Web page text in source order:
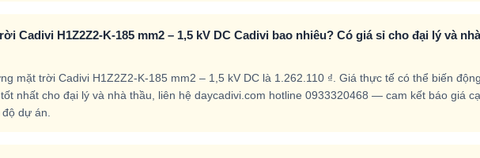
Cadivi H1Z2Z2-K-185 mm2 – 1,5 kV DC Cadivi bao nhiêu? Có giá sỉ cho đại lý và nhà
mặt trời Cadivi H1Z2Z2-K-185 mm2 – 1,5 kV DC là 1.262.110 ₫. Giá thực tế có thể biến
nhất cho đại lý và nhà thầu, liên hệ daycadivi.com hotline 0933320468 — cam kết báo giá
dự án.